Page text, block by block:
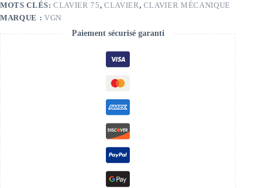
MOTS CLÉS:CLAVIER 75, CLAVIER, CLAVIER MÉCANIQUE
MARQUE : VGN
Paiement sécurisé garanti